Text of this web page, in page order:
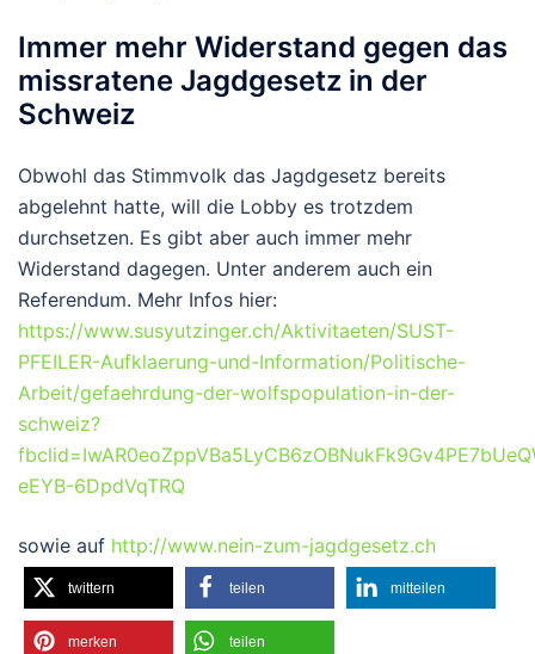
Immer mehr Widerstand gegen das
missratene Jagdgesetz in der
Schweiz
Obwohl das Stimmvolk das Jagdgesetz bereits
abgelehnt hatte, will die Lobby es trotzdem
durchsetzen. Es gibt aber auch immer mehr
Widerstand dagegen. Unter anderem auch ein
Referendum. Mehr Infos hier:
https://www.susyutzinger.ch/Aktivitaeten/SUST-
PFEILER-Aufklaerung-und-Information/Politische-
Arbeit/gefaehrdung-der-wolfspopulation-in-der-
schweiz?
eEYB-6DpdVqTRQ
sowie auf http://www.nein-zum-jagdgesetz.ch
twittern teilen mitteilen
merken teilen